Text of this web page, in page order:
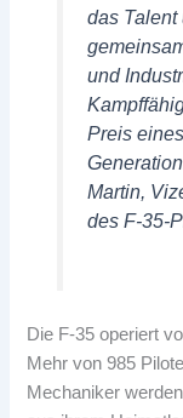
das Talent
und
Preis
Martin,
des F-35-
Die F-35 operiert
Mehr von 985
Mechaniker